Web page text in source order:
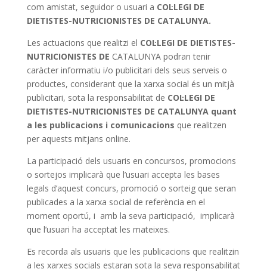
com amistat, seguidor o usuari a COL·LEGI DE
DIETISTES-NUTRICIONISTES DE CATALUNYA.
Les actuacions que realitzi el COL·LEGI DE DIETISTES-
NUTRICIONISTES DE CATALUNYA podran tenir
caràcter informatiu i/o publicitari dels seus serveis o
productes, considerant que la xarxa social és un mitjà
publicitari, sota la responsabilitat de COL·LEGI DE
DIETISTES-NUTRICIONISTES DE CATALUNYA quant
a les publicacions i comunicacions que realitzen
per aquests mitjans online.
La participació dels usuaris en concursos, promocions
o sortejos implicarà que l’usuari accepta les bases
legals d’aquest concurs, promoció o sorteig que seran
publicades a la xarxa social de referència en el
moment oportú, i amb la seva participació, implicarà
que l’usuari ha acceptat les mateixes.
Es recorda als usuaris que les publicacions que realitzin
a les xarxes socials estaran sota la seva responsabilitat